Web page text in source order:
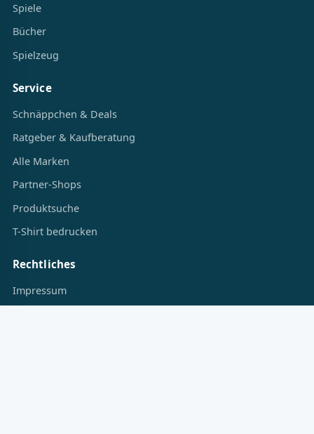
Spiele
Bücher
Spielzeug
Service
Schnäppchen & Deals
Ratgeber & Kaufberatung
Alle Marken
Partner-Shops
Produktsuche
T-Shirt bedrucken
Rechtliches
Impressum